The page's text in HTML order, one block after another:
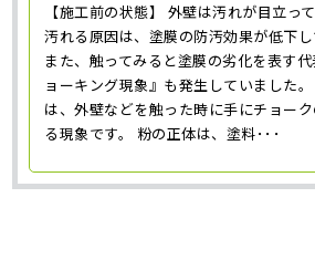
【施工前の状態】 外壁は汚れが目立っ
汚れる原因は、塗膜の防汚効果が低下
また、触ってみると塗膜の劣化を表す
ョーキング現象』も発生していました
は、外壁などを触った時に手にチョー
る現象です。 粉の正体は、塗料･･･